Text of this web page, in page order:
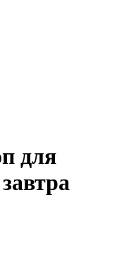
для